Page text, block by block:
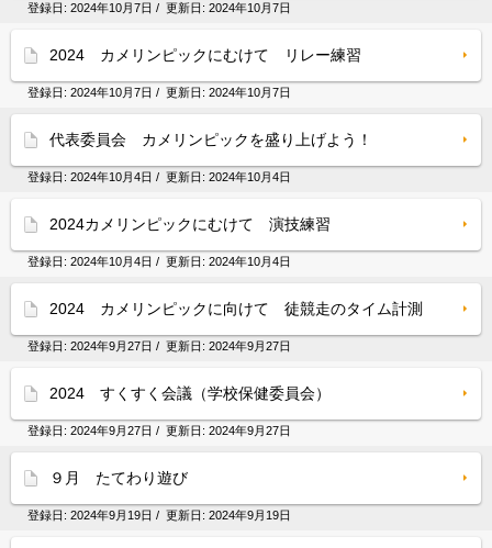
登録日: 2024年10月7日 / 更新日: 2024年10月7日
2024 カメリンピックにむけて リレー練習
登録日: 2024年10月7日 / 更新日: 2024年10月7日
代表委員会 カメリンピックを盛り上げよう！
登録日: 2024年10月4日 / 更新日: 2024年10月4日
2024カメリンピックにむけて 演技練習
登録日: 2024年10月4日 / 更新日: 2024年10月4日
2024 カメリンピックに向けて 徒競走のタイム計測
登録日: 2024年9月27日 / 更新日: 2024年9月27日
2024 すくすく会議（学校保健委員会）
登録日: 2024年9月27日 / 更新日: 2024年9月27日
９月 たてわり遊び
登録日: 2024年9月19日 / 更新日: 2024年9月19日